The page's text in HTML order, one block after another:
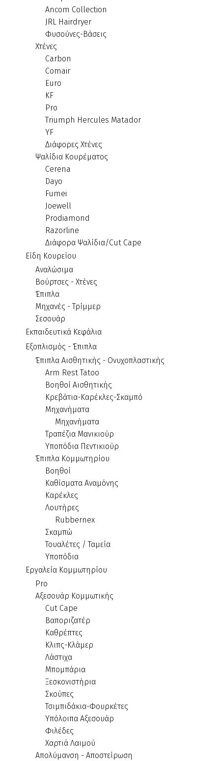
Ancom Collection
JRL Hairdryer
Φυσούνες-Βάσεις
Χτένες
Carbon
Comair
Euro
KF
Pro
Triumph Hercules Matador
YF
Διάφορες Χτένες
Ψαλίδια Κουρέματος
Cerena
Dayo
Fumei
Joewell
Prodiamond
Razorline
Διάφορα Ψαλίδια/Cut Cape
Είδη Κουρείου
Αναλώσιμα
Βούρτσες - Χτένες
Έπιπλα
Μηχανές - Τρίμμερ
Σεσουάρ
Εκπαιδευτικά Κεφάλια
Εξοπλισμός - Έπιπλα
Έπιπλα Αισθητικής - Ονυχοπλαστικής
Arm Rest Tatoo
Βοηθοί Αισθητικής
Κρεβάτια-Καρέκλες-Σκαμπό
Μηχανήματα
Μηχανήματα
Τραπέζια Μανικιούρ
Υποπόδια Πεντικιούρ
Έπιπλα Κομμωτηρίου
Βοηθοί
Καθίσματα Αναμόνης
Καρέκλες
Λουτήρες
Rubbernex
Σκαμπώ
Τουαλέτες / Ταμεία
Υποπόδια
Εργαλεία Κομμωτηρίου
Pro
Αξεσουάρ Κομμωτικής
Cut Cape
Βαποριζατέρ
Καθρέπτες
Κλιπς-Κλάμερ
Λάστιχα
Μπομπάρια
Ξεσκονιστήρια
Σκούπες
Τσιμπιδάκια-Φουρκέτες
Υπόλοιπα Αξεσουάρ
Φιλέδες
Χαρτιά Λαιμού
Απολύμανση - Αποστείρωση